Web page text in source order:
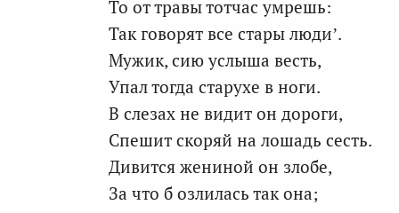
То от травы тотчас умрешь:
Так говорят все стары люди’.
Мужик, сию услыша весть,
Упал тогда старухе в ноги.
В слезах не видит он дороги,
Спешит скоряй на лошадь сесть.
Дивится жениной он злобе,
За что б озлилась так она;